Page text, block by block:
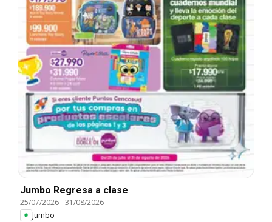
Jumbo Regresa a clase
25/07/2026-31/08/2026
Jumbo